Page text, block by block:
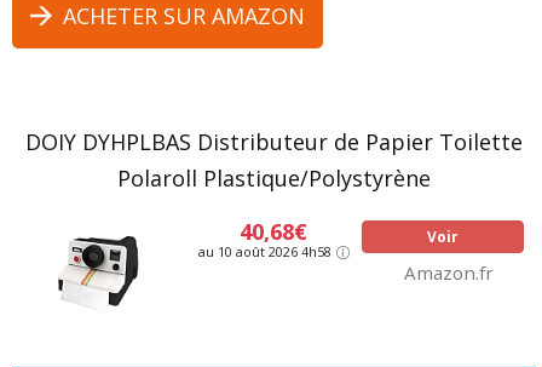
ACHETER SUR AMAZON
DOIY DYHPLBAS Distributeur de Papier Toilette
Polaroll Plastique/Polystyrène
40,68€
au 10 août 2026 4h58
Voir
Amazon.fr